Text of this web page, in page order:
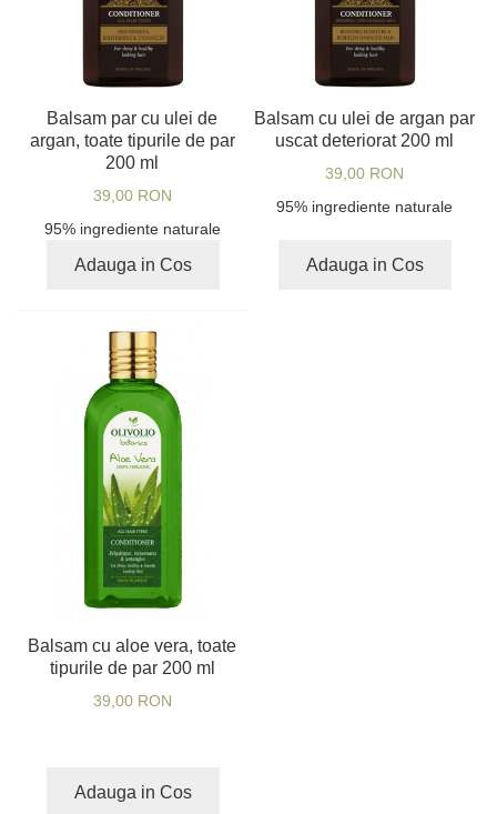
Balsam par cu ulei de
argan, toate tipurile de par
200 ml
39,00 RON
95% ingrediente naturale
Adauga in Cos
Balsam cu ulei de argan par
uscat deteriorat 200 ml
39,00 RON
95% ingrediente naturale
Adauga in Cos
Balsam cu aloe vera, toate
tipurile de par 200 ml
39,00 RON
Adauga in Cos